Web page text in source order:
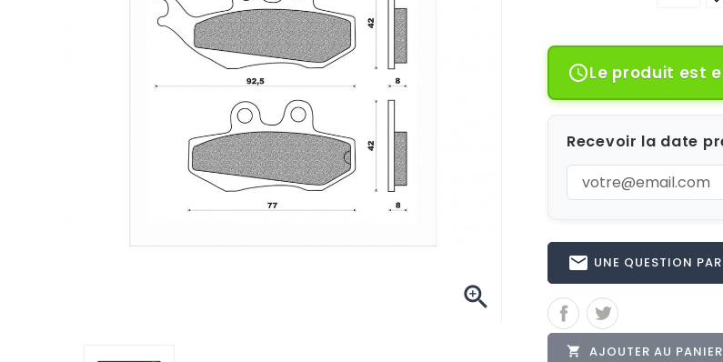

Le produit est
Recevoir la date
email UNE QUESTION
 AJOUTER AU PANIER